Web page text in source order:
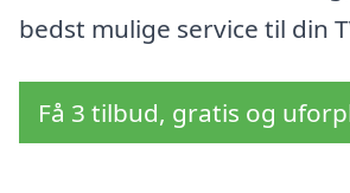
bedst mulige service til din
Få 3 tilbud, gratis og